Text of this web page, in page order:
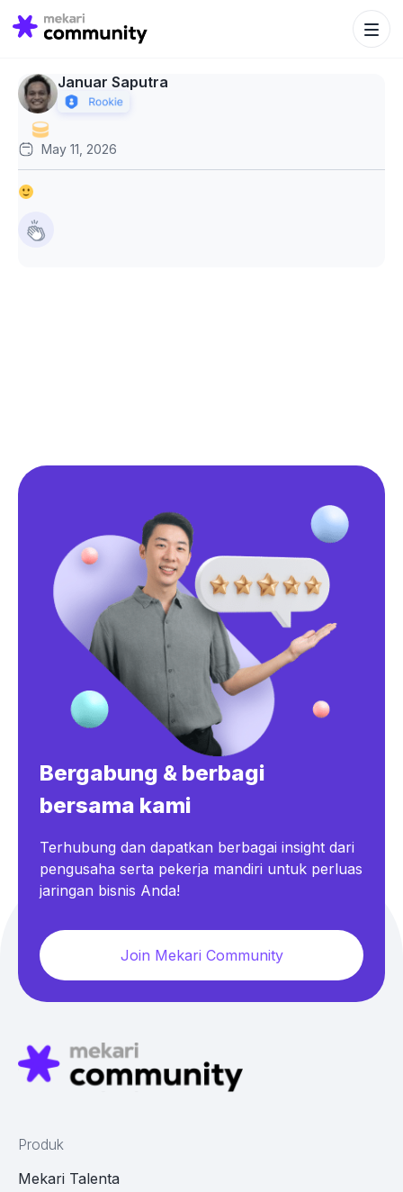
Search
for:
Search
Januar Saputra
May 11, 2026
Bergabung & berbagi
bersama kami
Terhubung dan dapatkan berbagai insight dari
pengusaha serta pekerja mandiri untuk perluas
jaringan bisnis Anda!
Join Mekari Community
Produk
Mekari Talenta